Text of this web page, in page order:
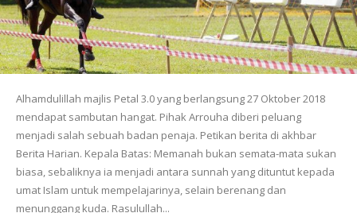
Alhamdulillah majlis Petal 3.0 yang berlangsung 27 Oktober 2018
mendapat sambutan hangat. Pihak Arrouha diberi peluang
menjadi salah sebuah badan penaja. Petikan berita di akhbar
Berita Harian. Kepala Batas: Memanah bukan semata-mata sukan
biasa, sebaliknya ia menjadi antara sunnah yang dituntut kepada
umat Islam untuk mempelajarinya, selain berenang dan
menunggang kuda. Rasulullah...